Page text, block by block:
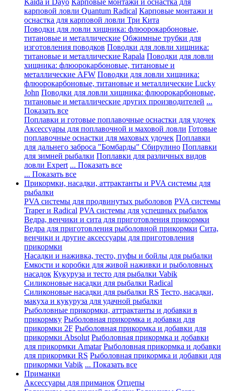
Kaida и Dayo Карповые монтажи и оснастка для
карповой ловли Quantum Radical Карповые монтажи и
оснастка для карповой ловли Три Кита
Поводки для ловли хищника: флюорокарбоновые,
титановые и металлические Обжимные трубки для
изготовления поводков Поводки для ловли хищника:
титановые и металлические Rapala Поводки для ловли
хищника: флюорокарбоновые, титановые и
металлические AFW Поводки для ловли хищника:
флюорокарбоновые, титановые и металлические Lucky
John Поводки для ловли хищника: флюорокарбоновые,
титановые и металлические других производителей ...
Показать все
Поплавки и готовые поплавочные оснастки для удочек
Аксессуары для поплавочной и маховой ловли Готовые
поплавочные оснастки для маховых удочек Поплавки
для дальнего заброса "Бомбарды" Сбирулино Поплавки
для зимней рыбалки Поплавки для различных видов
ловли Expert ... Показать все
... Показать все
Прикормки, насадки, аттрактанты и PVA системы для
рыбалки
PVA системы для продвинутых рыболовов PVA системы
Traper и Radical PVA системы для успешных рыбалок
Ведра, венчики и сита для приготовления прикормки
Ведра для приготовления рыболовной прикормки Сита,
венчики и другие аксессуары для приготовления
прикормки
Насадки и наживка, тесто, пуфы и бойлы для рыбалки
Емкости и коробки для живой наживки и рыболовных
насадок Кукуруза и тесто для рыбалки Vabik
Силиконовые насадки для рыбалки Radical
Силиконовые насадки для рыбалки RS Тесто, насадки,
макуха и кукуруза для удачной рыбалки
Рыболовные прикормки, аттрактанты и добавки в
прикормку Рыболовная прикормка и добавки для
прикормки 2F Рыболовная прикормка и добавки для
прикормки Absolut Рыболовная прикормка и добавки
для прикормки Amatar Рыболовная прикормка и добавки
для прикормки RS Рыболовная прикормка и добавки для
прикормки Vabik ... Показать все
Приманки
Аксессуары для приманок Отцепы